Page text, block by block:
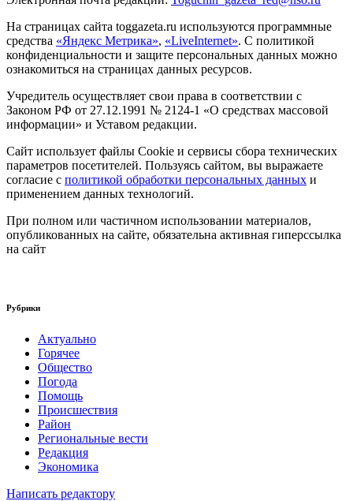
На страницах сайта toggazeta.ru используются программные
средства «Яндекс Метрика», «LiveInternet». С политикой
конфиденциальности и защите персональных данных можно
ознакомиться на страницах данных ресурсов.
Учредитель осуществляет свои права в соответствии с
Законом РФ от 27.12.1991 № 2124-1 «О средствах массовой
информации» и Уставом редакции.
Сайт использует файлы Cookie и сервисы сбора технических
параметров посетителей. Пользуясь сайтом, вы выражаете
согласие с политикой обработки персональных данных и
применением данных технологий.
При полном или частичном использовании материалов,
опубликованных на сайте, обязательна активная гиперссылка
на сайт
Рубрики
Актуально
Горячее
Общество
Погода
Помощь
Происшествия
Район
Региональные вести
Редакция
Экономика
Написать редактору